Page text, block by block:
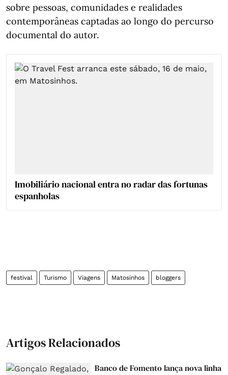
sobre pessoas, comunidades e realidades
contemporâneas captadas ao longo do percurso
documental do autor.
Imobiliário nacional entra no radar das fortunas
espanholas
festival Turismo Viagens Matosinhos bloggers
Artigos Relacionados
Banco de Fomento lança nova linha